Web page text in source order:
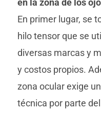
en la zona de los
En primer lugar, se
hilo tensor que se
diversas marcas y
y costos propios.
zona ocular exige
técnica por parte